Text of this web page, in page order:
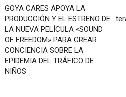
GOYA CARES APOYA LA
PRODUCCIÓN Y EL ESTRENO DE
LA NUEVA PELÍCULA «SOUND
OF FREEDOM» PARA CREAR
CONCIENCIA SOBRE LA
EPIDEMIA DEL TRÁFICO DE
NIÑOS